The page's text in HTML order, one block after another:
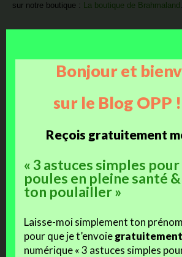
sur notre boutique : La boutique de Brahmaland .
3,50€ l’œuf ou 19€ par boite de 6.
Petite présentation vidéo
Bonjour et
sur le Blog OPP !
Reçois gratuitement
« 3 astuces simples
poules en pleine santé
ton poulailler »
Laisse-moi simplement ton
pour que je t’envoiegratuitement
numérique « 3 astuces simples